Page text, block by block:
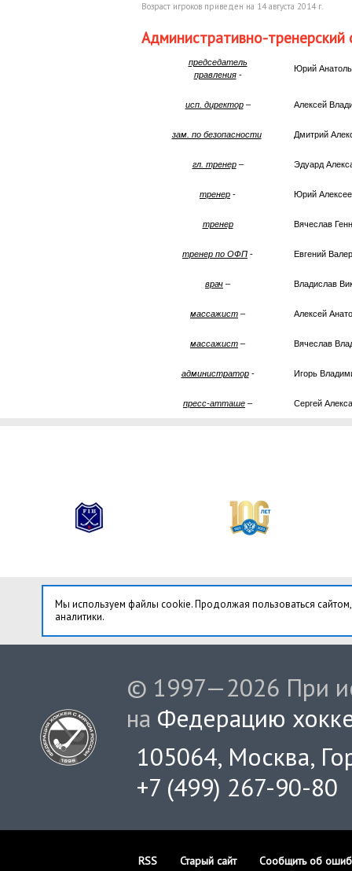
Возраст игроков приведен на 14 августа 2014 г.
Административно-тренерский
председатель
правления -
Юрий
исп. директор– Алексей
зам. по безопасности Дмитрий
гл. тренер– Эдуард
тренер - Юрий
тренер Вячеслав
тренер по ОФП - Евгений
врач – Владислав
массажист – Алексей
массажист – Вячеслав
администратор- Игорь
пресс-атташе – Сергей
Мы используем файлы cookie. Продолжая пользоваться
аналитики.
© 1997—2026 При
на Федерацию
105064, Москва,
+7 (499) 267-90-80
RSS Старый сайт Сообщить об